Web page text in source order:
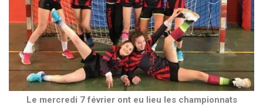
Le mercredi 7 février ont eu lieu les championnats